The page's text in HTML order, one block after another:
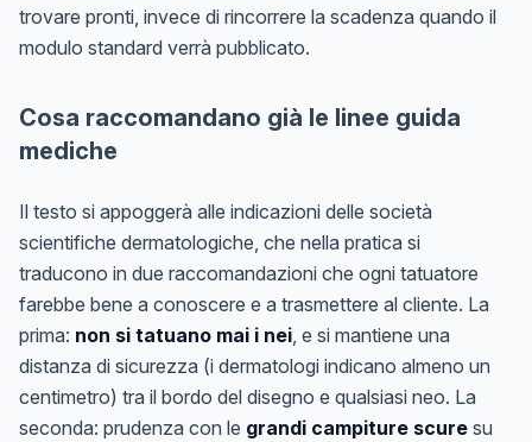
trovare pronti, invece di rincorrere la scadenza quando il
modulo standard verrà pubblicato.
Cosa raccomandano già le linee guida
mediche
Il testo si appoggerà alle indicazioni delle società
scientifiche dermatologiche, che nella pratica si
traducono in due raccomandazioni che ogni tatuatore
farebbe bene a conoscere e a trasmettere al cliente. La
prima: non si tatuano mai i nei, e si mantiene una
distanza di sicurezza (i dermatologi indicano almeno un
centimetro) tra il bordo del disegno e qualsiasi neo. La
seconda: prudenza con le grandi campiture scure su